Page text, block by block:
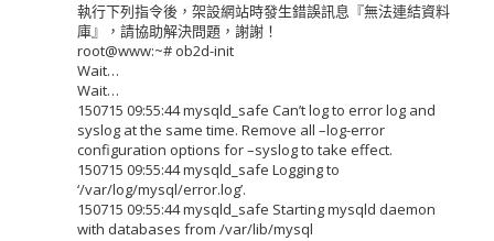
執行下列指令後，架設網站時發生錯誤訊息『無法連結資料
庫』，請協助解決問題，謝謝！
root@www:~# ob2d-init
Wait…
Wait…
150715 09:55:44 mysqld_safe Can’t log to error log and
syslog at the same time. Remove all –log-error
configuration options for –syslog to take effect.
150715 09:55:44 mysqld_safe Logging to
‘/var/log/mysql/error.log’.
150715 09:55:44 mysqld_safe Starting mysqld daemon
with databases from /var/lib/mysql